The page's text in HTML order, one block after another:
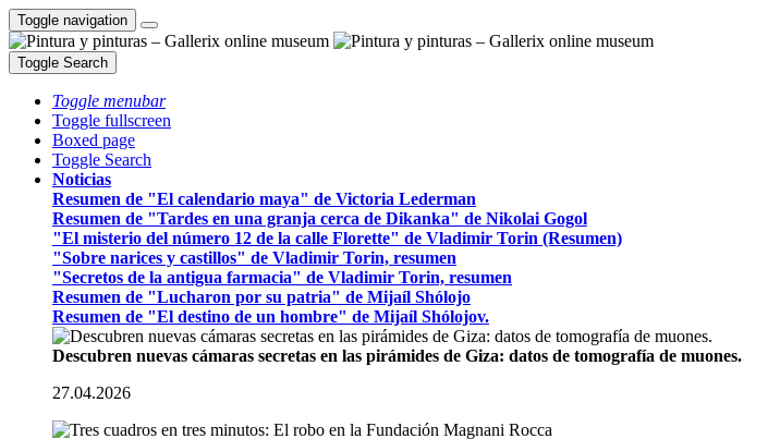
Toggle navigation
Toggle Search
Toggle menubar
Toggle fullscreen
Boxed page
Toggle Search
Noticias
Resumen de "El calendario maya" de Victoria Lederman
Resumen de "Tardes en una granja cerca de Dikanka" de Nikolai Gogol
"El misterio del número 12 de la calle Florette" de Vladimir Torin (Resumen)
"Sobre narices y castillos" de Vladimir Torin, resumen
"Secretos de la antigua farmacia" de Vladimir Torin, resumen
Resumen de "Lucharon por su patria" de Mijaíl Shólojo
Resumen de "El destino de un hombre" de Mijaíl Shólojov.
Descubren nuevas cámaras secretas en las pirámides de Giza: datos de tomografía de muones.
27.04.2026